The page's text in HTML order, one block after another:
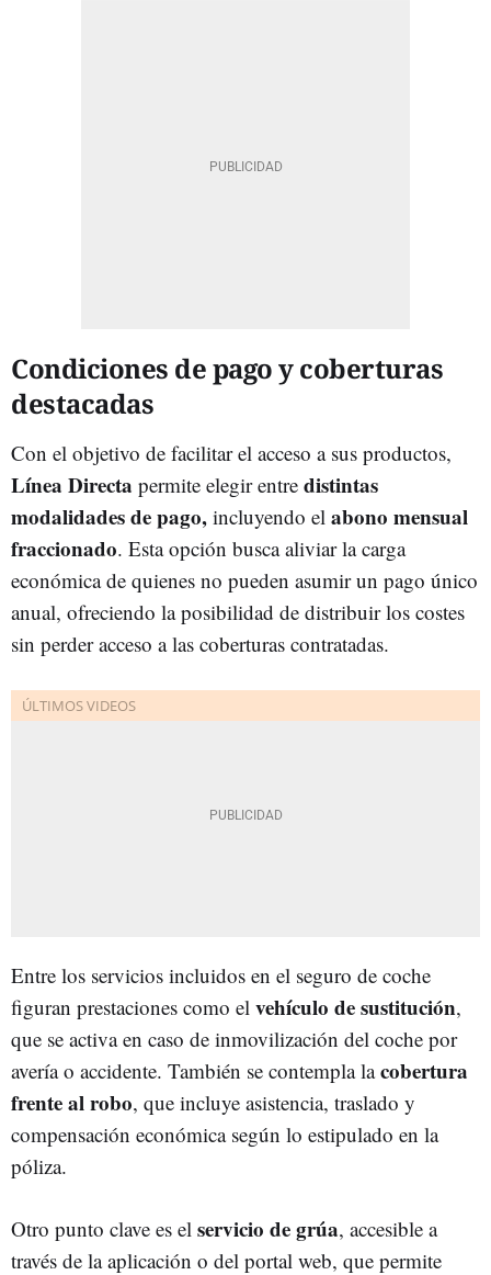
Condiciones de pago y coberturas
destacadas
Con el objetivo de facilitar el acceso a sus productos,
Línea Directa permite elegir entre distintas
modalidades de pago, incluyendo el abono mensual
fraccionado. Esta opción busca aliviar la carga
económica de quienes no pueden asumir un pago único
anual, ofreciendo la posibilidad de distribuir los costes
sin perder acceso a las coberturas contratadas.
Entre los servicios incluidos en el seguro de coche
figuran prestaciones como el vehículo de sustitución,
que se activa en caso de inmovilización del coche por
avería o accidente. También se contempla lacobertura
frente al robo, que incluye asistencia, traslado y
compensación económica según lo estipulado en la
póliza.
Otro punto clave es el servicio de grúa, accesible a
través de la aplicación o del portal web, que permite